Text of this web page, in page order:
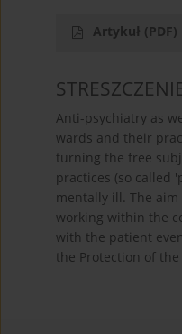
Artykuł (PDF)
Anti-psychiatry as
wards and their
turning the free
practices (so called
mentally ill. The
working within the
with the patient
the Protection of